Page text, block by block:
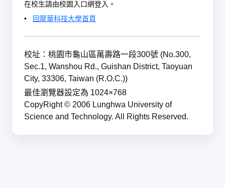
在校生請由校園入口網登入。
•
回龍華科技大學首頁
校址：桃園市龜山區萬壽路一段300號 (No.300,
Sec.1, Wanshou Rd., Guishan District, Taoyuan
City, 33306, Taiwan (R.O.C.))
最佳瀏覽器設定為 1024×768
CopyRight © 2006 Lunghwa University of
Science and Technology. All Rights Reserved.